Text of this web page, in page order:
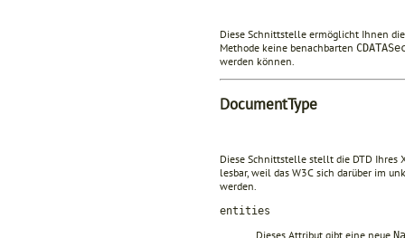
Diese Schnittstelle ermöglicht Ihnen
Methode keine benachbarten
werden können.
DocumentType
Diese Schnittstelle stellt die DTD Ihres
lesbar, weil das W3C sich darüber im
werden.
entities
Dieses Attribut gibt eine neue